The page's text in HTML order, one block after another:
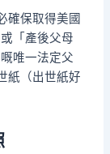
確保取得美國
「產後父母
唯一法定父
紙（出世紙好